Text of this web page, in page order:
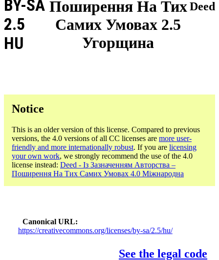
Поширення На Тих
Самих Умовах 2.5
Угорщина
BY-SA
2.5
HU
Deed
Notice
This is an older version of this license. Compared to previous
versions, the 4.0 versions of all CC licenses are more user-
friendly and more internationally robust. If you are licensing
your own work, we strongly recommend the use of the 4.0
license instead: Deed - Із Зазначенням Авторства –
Поширення На Тих Самих Умовах 4.0 Міжнародна
Canonical URL
https://creativecommons.org/licenses/by-sa/2.5/hu/
See the legal code